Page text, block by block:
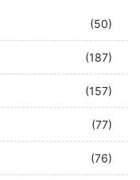
(50)
(187)
(157)
(77)
(76)